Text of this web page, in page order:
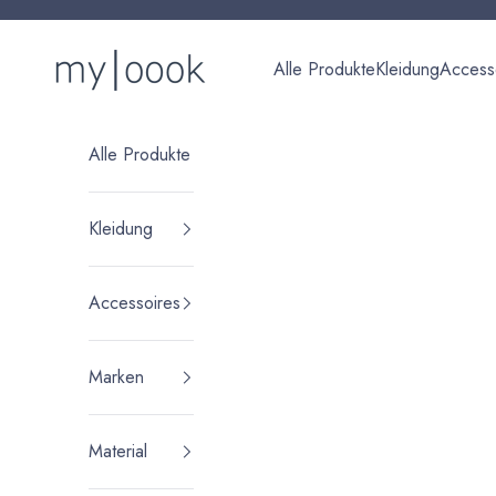
myloook | Nachhaltige Damenmode & Fair Fashion Online
Alle ProdukteKleidung
Alle Produkte
Kleidung
Accessoires
Marken
Material